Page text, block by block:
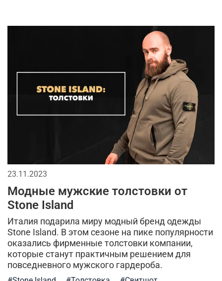
23.11.2023
Модные мужские толстовки от
Stone Island
Италия подарила миру модный бренд одежды
Stone Island. В этом сезоне на пике популярности
оказались фирменные толстовки компании,
которые станут практичным решением для
повседневного мужского гардероба.